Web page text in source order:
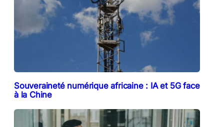
Souveraineté numérique africaine : IA et 5G face
à la Chine